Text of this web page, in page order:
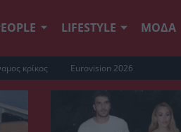
LIFESTYLE ΜΟΔΑ
κρίκος Eurovision 2026